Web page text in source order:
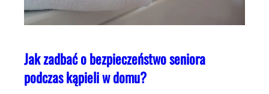
Jak zadbać o bezpieczeństwo seniora
podczas kąpieli w domu?